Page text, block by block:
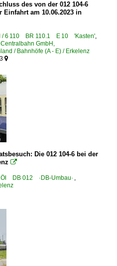
des von der 012 104-6
Einfahrt am 10.06.2023 in
/ 6 110 BR 110.1 E 10 'Kasten',
GmbH,
/ Bahnhöfe (A - E) / Erkelenz

Die 012 104-6 bei der

Öl DB 012 ·DB-Umbau· ,